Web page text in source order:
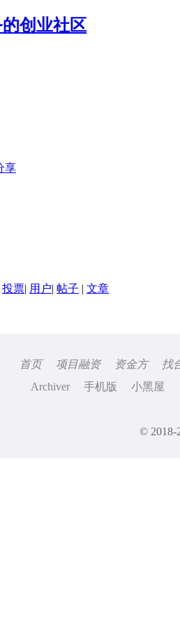
享
投票| 用户| 帖子 | 文章
首页 项目融资 资金方 找
Archiver
手机版 小黑屋
© 2018-